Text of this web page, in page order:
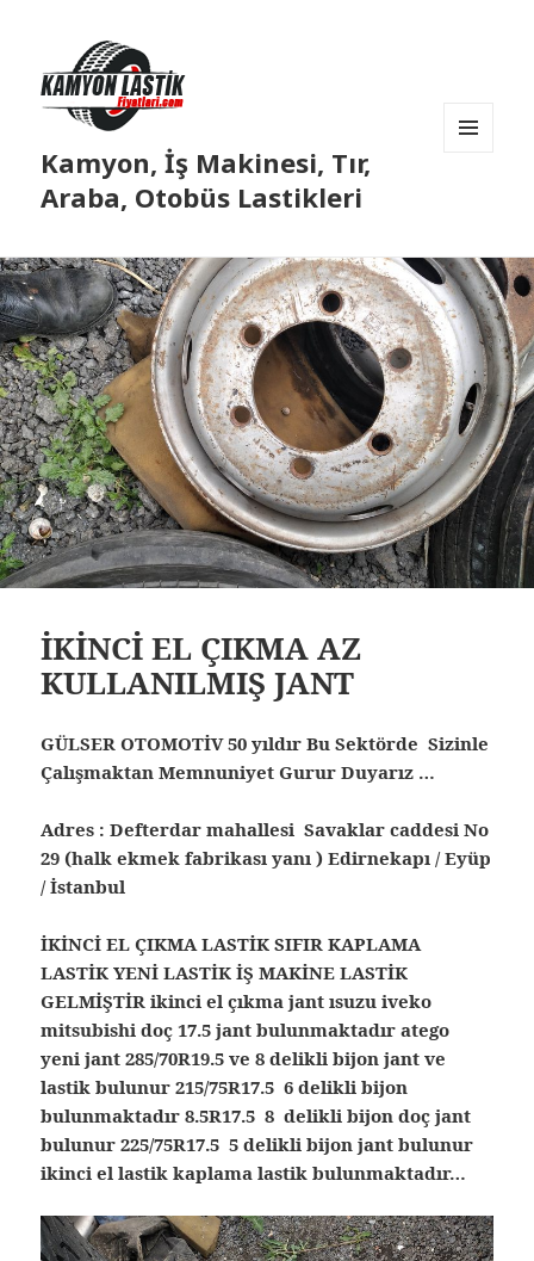
Kamyon, İş Makinesi, Tır,
Araba, Otobüs Lastikleri
İKİNCİ EL ÇIKMA AZ
KULLANILMIŞ JANT
GÜLSER OTOMOTİV 50 yıldır Bu Sektörde Sizinle
Çalışmaktan Memnuniyet Gurur Duyarız …
Adres : Defterdar mahallesi Savaklar caddesi No
29 (halk ekmek fabrikası yanı ) Edirnekapı / Eyüp
/ İstanbul
İKİNCİ EL ÇIKMA LASTİK SIFIR KAPLAMA
LASTİK YENİ LASTİK İŞ MAKİNE LASTİK
GELMİŞTİR ikinci el çıkma jant ısuzu iveko
mitsubishi doç 17.5 jant bulunmaktadır atego
yeni jant 285/70R19.5 ve 8 delikli bijon jant ve
lastik bulunur 215/75R17.5 6 delikli bijon
bulunmaktadır 8.5R17.5 8 delikli bijon doç jant
bulunur 225/75R17.5 5 delikli bijon jant bulunur
ikinci el lastik kaplama lastik bulunmaktadır…